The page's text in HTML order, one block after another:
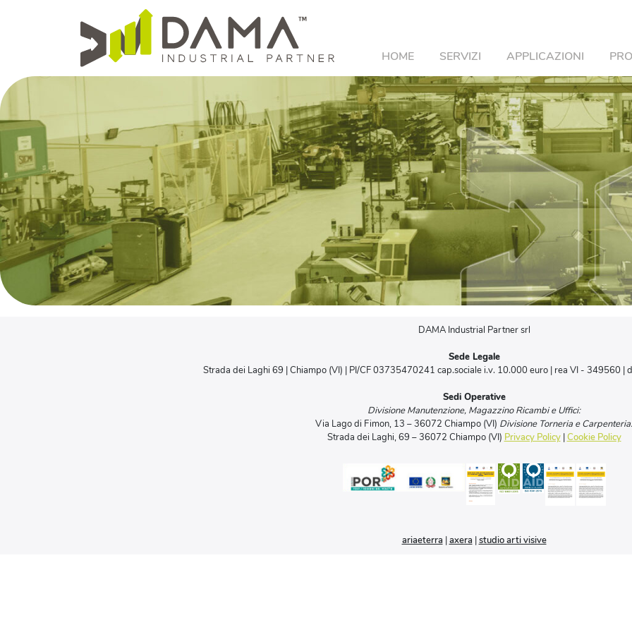
HOME SERVIZI APPLICAZIONI
DAMA Industrial Partner srl
Sede Legale
Strada dei Laghi 69 | Chiampo (VI) | PI/CF 03735470241 cap.sociale i.v. 10.000 euro | rea VI - 349560 |
Sedi Operative
Divisione Manutenzione, Magazzino Ricambi e Uffici:
Via Lago di Fimon, 13 – 36072 Chiampo (VI) Divisione Torneria e Carpenteria:
Strada dei Laghi, 69 – 36072 Chiampo (VI) Privacy Policy| Cookie Policy
ariaeterra axera studio arti visive